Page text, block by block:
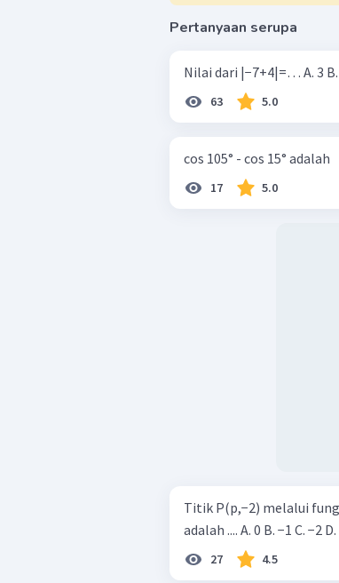
Al G Level 86
Jawaban
Konsepnya :
a^n = a × a × a ×
Pertanyaan serupa
Nilai dari
63 5.0
cos 105° - cos 15° adalah
17 5.0
Titik P(p,−2) melalui
adalah .... A. 0 B. −1 C. −2 D.
27 4.5